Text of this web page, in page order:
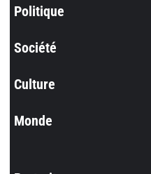
Politique
Société
Culture
Monde